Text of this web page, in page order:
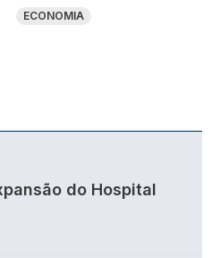
ECONOMIA
do Hospital